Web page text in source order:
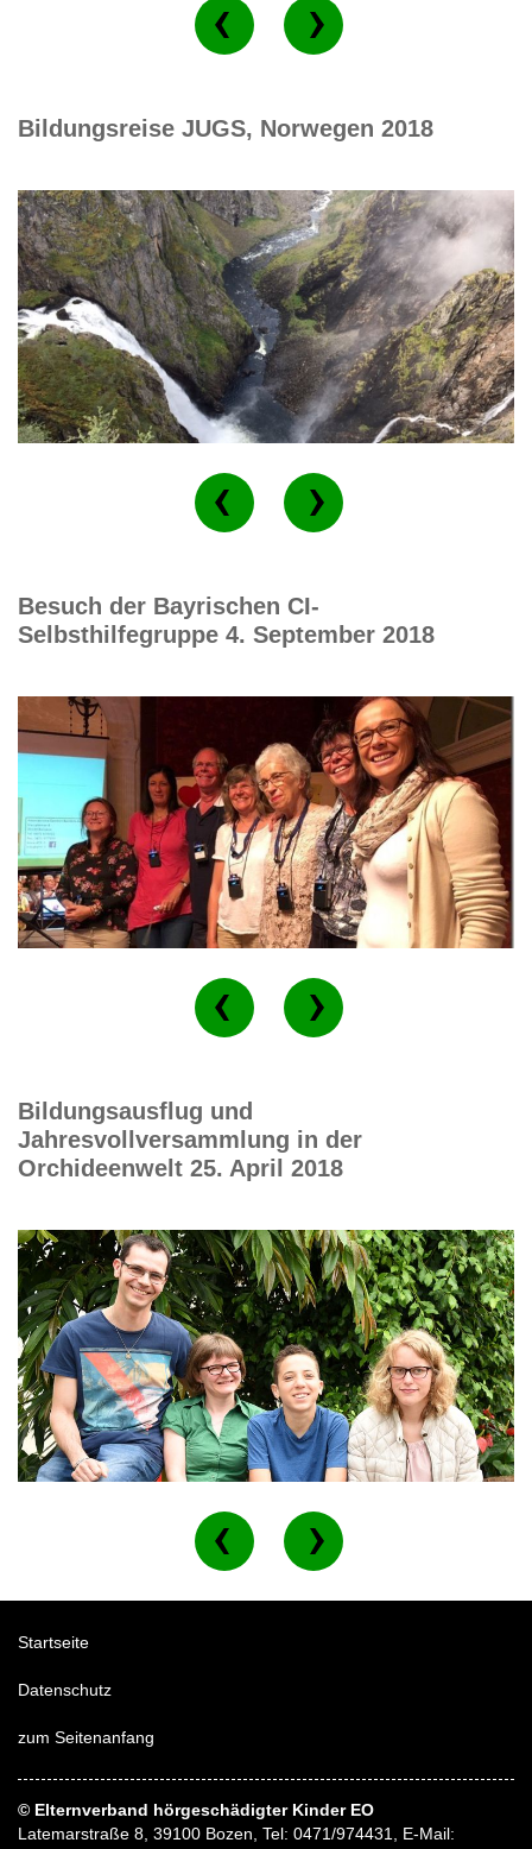
Bildungsreise JUGS, Norwegen 2018
Besuch der Bayrischen CI-
Selbsthilfegruppe 4. September 2018
Bildungsausflug und
Jahresvollversammlung in der
Orchideenwelt 25. April 2018
Startseite
Datenschutz
zum Seitenanfang
© Elternverband hörgeschädigter Kinder EO
Latemarstraße 8, 39100 Bozen, Tel: 0471/974431, E-Mail: